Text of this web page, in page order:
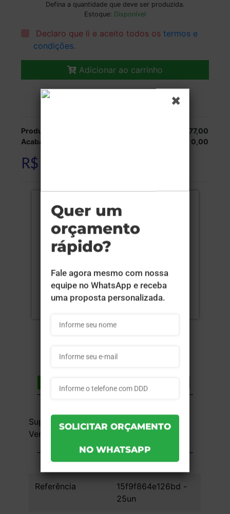
Defina a quantidade que deve ser produzida.
Estoque: Disponível
Declaro que li e aceito todos ostermos e
condições.
Adicionar ao carrinho
Veja as opções de entrega.
Produção:
R$ 77,00
Acabamentos:
R$ 0,00
R$ 77,00
Supremo 300g - 4x0 - 15x10 cm - Sem
Verniz - 25 unid
INFORMAÇÕES DO PRODUTO
Referência
15f9f864e126bd -
25un